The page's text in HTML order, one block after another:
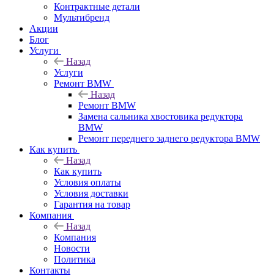
Контрактные детали
Мультибренд
Акции
Блог
Услуги
Назад
Услуги
Ремонт BMW
Назад
Ремонт BMW
Замена сальника хвостовика редуктора
BMW
Ремонт переднего заднего редуктора BMW
Как купить
Назад
Как купить
Условия оплаты
Условия доставки
Гарантия на товар
Компания
Назад
Компания
Новости
Политика
Контакты